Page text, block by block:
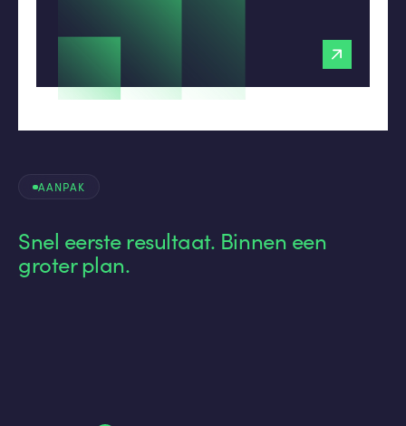
AANPAK
Snel eerste resultaat. Binnen een
groter plan.